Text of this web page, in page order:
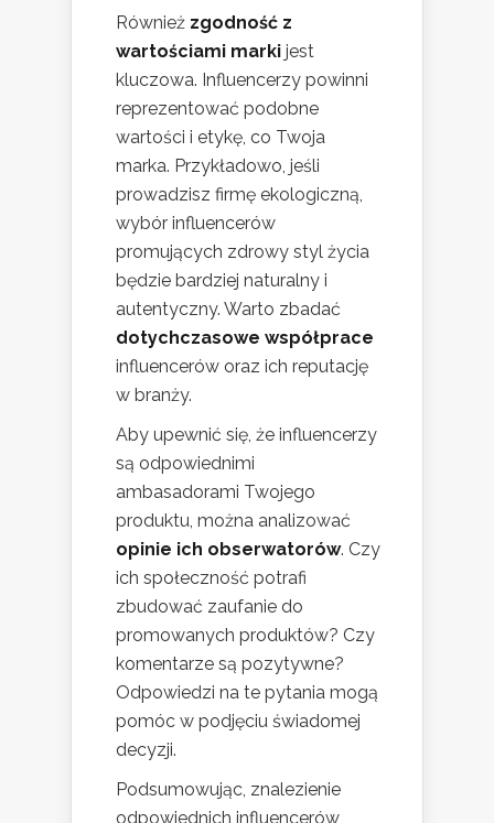
Również zgodność z
wartościami marki jest
kluczowa. Influencerzy powinni
reprezentować podobne
wartości i etykę, co Twoja
marka. Przykładowo, jeśli
prowadzisz firmę ekologiczną,
wybór influencerów
promujących zdrowy styl życia
będzie bardziej naturalny i
autentyczny. Warto zbadać
dotychczasowe współprace
influencerów oraz ich reputację
w branży.
Aby upewnić się, że influencerzy
są odpowiednimi
ambasadorami Twojego
produktu, można analizować
opinie ich obserwatorów. Czy
ich społeczność potrafi
zbudować zaufanie do
promowanych produktów? Czy
komentarze są pozytywne?
Odpowiedzi na te pytania mogą
pomóc w podjęciu świadomej
decyzji.
Podsumowując, znalezienie
odpowiednich influencerów